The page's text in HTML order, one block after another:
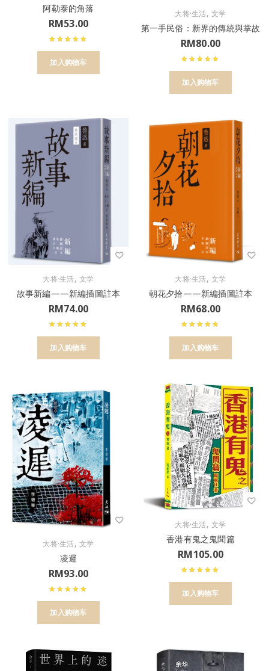
阿勒泰的角落
RM53.00
加入购物车
大将·生活,文学
第一手民俗：新界的傳統與掌故
RM80.00
加入购物车
大将·生活,文学
故事新編——新編插圖註本
RM74.00
加入购物车
大将·生活,文学
朝花夕拾——新編插圖註本
RM68.00
加入购物车
大将·生活,文学
凌遲
RM93.00
加入购物车
大将·生活,文学
香港有鬼之鬼聞篇
RM105.00
加入购物车